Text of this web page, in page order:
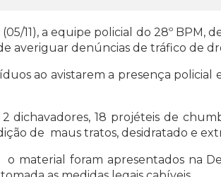
11), a equipe policial do 28º BPM,
averiguar denúncias de tráfico de
ao avistarem a presença policial
dichavadores, 18 projéteis de
de maus tratos, desidratado e
o material foram apresentados na